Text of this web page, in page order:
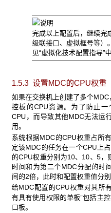
完成以上配置后，继续完
级联接口、虚拟框号等）
见“虚拟化技术配置指导”
1.5.3 设置MDC的CPU权重
如果在交换机上创建了多个MDC
控板的CPU资源。为了防止
CPU，而导致其他MDC无法运
用。
系统根据MDC的CPU权重占所
定该MDC的任务在一个CPU上
的CPU权重分别为10、10、5，
时间和为第二个MDC分配的时
间的2倍，此时和配置权重值分
给MDC配置的CPU权重对其所
有具有使用权限的单板”包括主
口板。